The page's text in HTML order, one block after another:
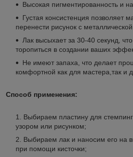
Высокая пигментированность и
Густая консистенция позволяет
перенести рисунок с
Лак высыхает за 30-40 секунд,
торопиться в создании ваших
Не имеют запаха, что делает
комфортной как для мастера,так и
Способ применения:
Выбираем пластину для
узором или рисунком;
Выбираем лак и наносим его на
при помощи кисточки;